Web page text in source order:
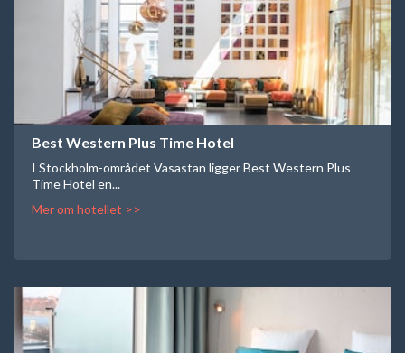
Best Western Plus Time Hotel
I Stockholm-området Vasastan ligger Best Western Plus
Time Hotel en...
Mer om hotellet >>